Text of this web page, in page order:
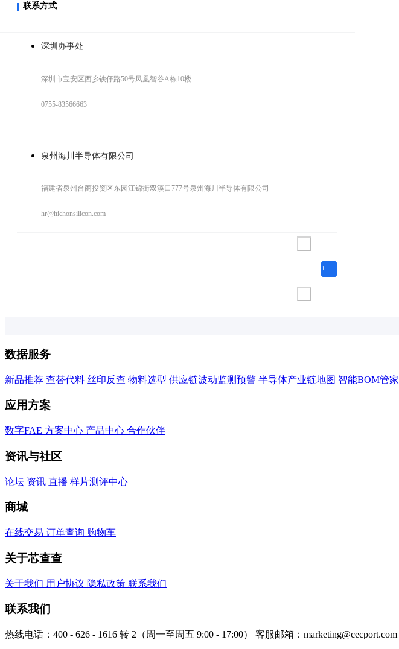
联系方式
深圳办事处
深圳市宝安区西乡铁仔路50号凤凰智谷A栋10楼
0755-83566663
泉州海川半导体有限公司
福建省泉州台商投资区东园江锦街双溪口777号泉州海川半导体有限公司
hr@hichonsilicon.com
1
数据服务
新品推荐 查替代料 丝印反查 物料选型 供应链波动监测预警 半导体产业链地图 智能BOM管家
应用方案
数字FAE 方案中心 产品中心 合作伙伴
资讯与社区
论坛 资讯 直播 样片测评中心
商城
在线交易 订单查询 购物车
关于芯查查
关于我们 用户协议 隐私政策 联系我们
联系我们
热线电话：400 - 626 - 1616 转 2（周一至周五 9:00 - 17:00） 客服邮箱：marketing@cecport.com